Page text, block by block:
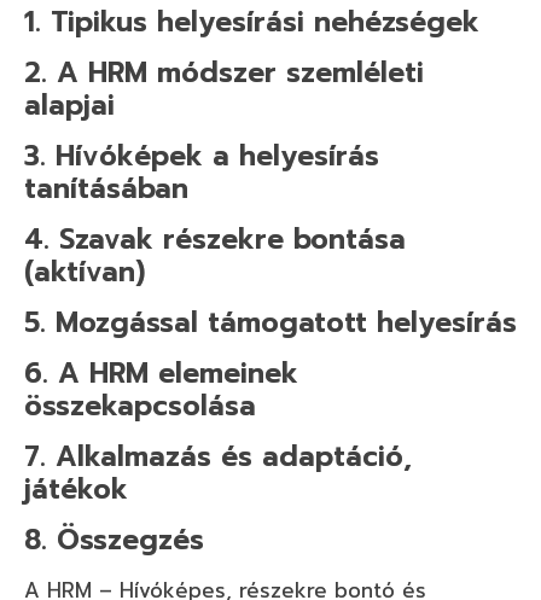
1. Tipikus helyesírási nehézségek
2. A HRM módszer szemléleti
alapjai
3. Hívóképek a helyesírás
tanításában
4. Szavak részekre bontása
(aktívan)
5. Mozgással támogatott helyesírás
6. A HRM elemeinek
összekapcsolása
7. Alkalmazás és adaptáció,
játékok
8. Összegzés
A HRM – Hívóképes, részekre bontó és